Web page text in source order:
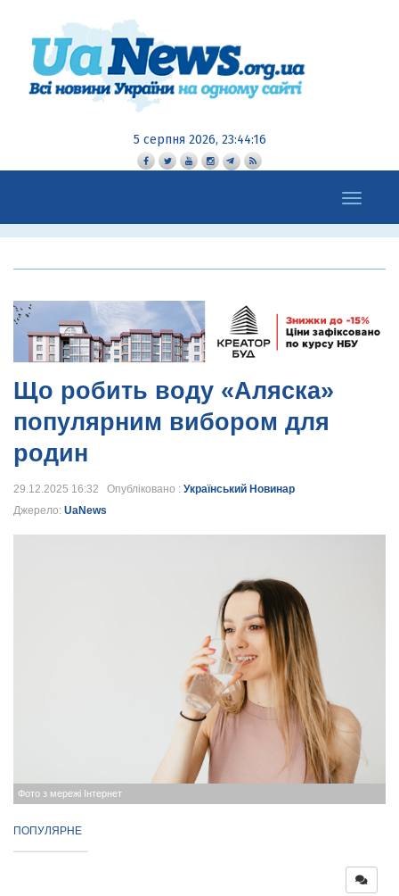
5 серпня 2026, 23:44:17
Toggle
navigation
Що робить воду «Аляска»
популярним вибором для
родин
29.12.2025 16:32 Опубліковано : Український Новинар
Джерело: UaNews
Фото з мережі Інтернет
ПОПУЛЯРНЕ